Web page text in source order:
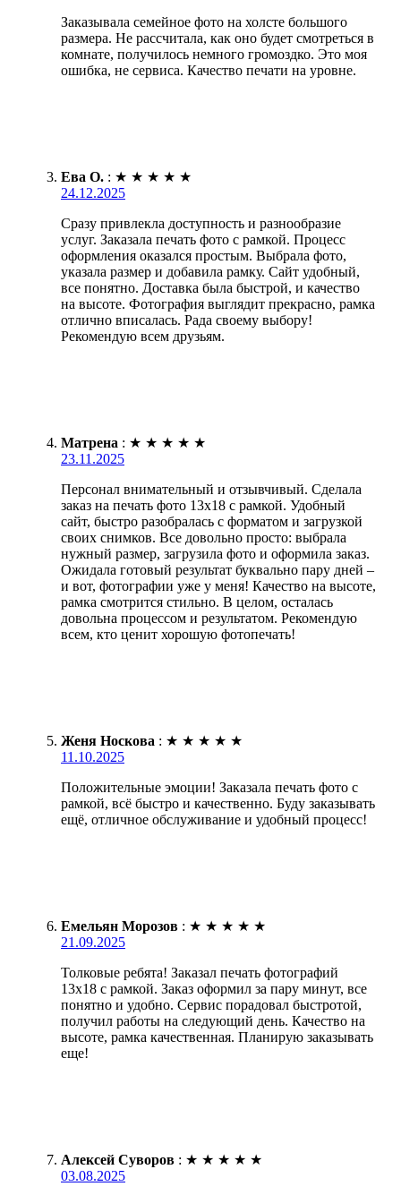
Заказывала семейное фото на холсте большого
размера. Не рассчитала, как оно будет смотреться в
комнате, получилось немного громоздко. Это моя
ошибка, не сервиса. Качество печати на уровне.
Ева О. : ★ ★ ★ ★ ★
24.12.2025
Сразу привлекла доступность и разнообразие
услуг. Заказала печать фото с рамкой. Процесс
оформления оказался простым. Выбрала фото,
указала размер и добавила рамку. Сайт удобный,
все понятно. Доставка была быстрой, и качество
на высоте. Фотография выглядит прекрасно, рамка
отлично вписалась. Рада своему выбору!
Рекомендую всем друзьям.
Матрена : ★ ★ ★ ★ ★
23.11.2025
Персонал внимательный и отзывчивый. Сделала
заказ на печать фото 13х18 с рамкой. Удобный
сайт, быстро разобралась с форматом и загрузкой
своих снимков. Все довольно просто: выбрала
нужный размер, загрузила фото и оформила заказ.
Ожидала готовый результат буквально пару дней –
и вот, фотографии уже у меня! Качество на высоте,
рамка смотрится стильно. В целом, осталась
довольна процессом и результатом. Рекомендую
всем, кто ценит хорошую фотопечать!
Женя Носкова : ★ ★ ★ ★ ★
11.10.2025
Положительные эмоции! Заказала печать фото с
рамкой, всё быстро и качественно. Буду заказывать
ещё, отличное обслуживание и удобный процесс!
Емельян Морозов : ★ ★ ★ ★ ★
21.09.2025
Толковые ребята! Заказал печать фотографий
13х18 с рамкой. Заказ оформил за пару минут, все
понятно и удобно. Сервис порадовал быстротой,
получил работы на следующий день. Качество на
высоте, рамка качественная. Планирую заказывать
еще!
Алексей Суворов : ★ ★ ★ ★ ★
03.08.2025